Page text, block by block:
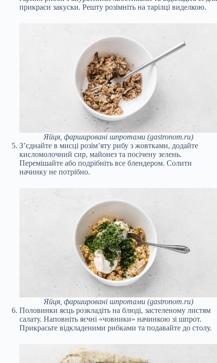
прикраси закуски. Решту розімніть на тарілці виделкою.
Яйця, фаршировані шпротами (gastronom.ru)
З’єднайте в мисці розім’яту рибу з жовтками, додайте
кисломолочний сир, майонез та посічену зелень.
Перемішайте або подрібніть все блендером. Солити
начинку не потрібно.
Яйця, фаршировані шпротами (gastronom.ru)
Половинки яєць розкладіть на блюді, застеленому листям
салату. Наповніть яєчні «човники» начинкою зі шпрот.
Прикрасьте відкладеними рибками та подавайте до столу.